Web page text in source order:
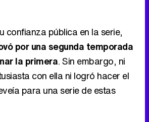
confianza pública en la serie,
por una segunda temporada
la primera. Sin embargo, ni
con ella ni logró hacer el
para una serie de estas